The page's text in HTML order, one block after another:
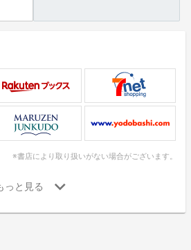
※書店により取り扱いがない場合がございます。